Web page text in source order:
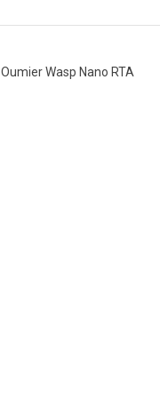
Oumier Wasp Nano RTA